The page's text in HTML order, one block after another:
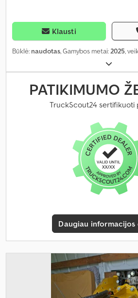
Klausti
Būklė: naudotas, Gamybos metai:2025,
PATIKIMUMO
TruckScout24 sertifikuoti
Daugiau informacijos